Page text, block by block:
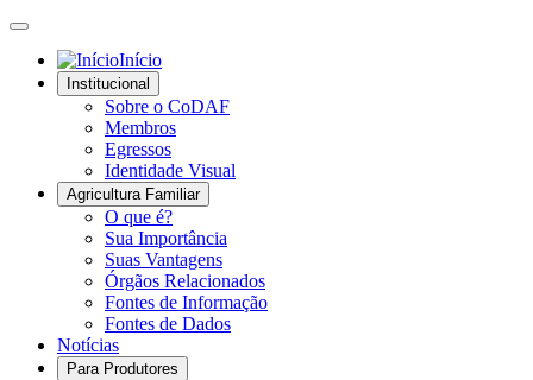
Início
Institucional
Sobre o CoDAF
Membros
Egressos
Identidade Visual
Agricultura Familiar
O que é?
Sua Importância
Suas Vantagens
Órgãos Relacionados
Fontes de Informação
Fontes de Dados
Notícias
Para Produtores